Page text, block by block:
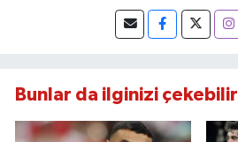
Bunlar da ilginizi çekebilir